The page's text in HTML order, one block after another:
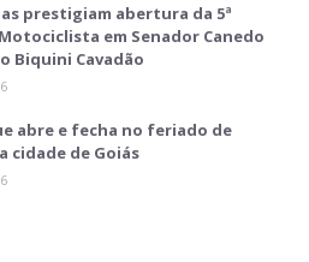
prestigiam abertura da 5ª
em Senador Canedo
Biquini Cavadão
abre e fecha no feriado de
cidade de Goiás